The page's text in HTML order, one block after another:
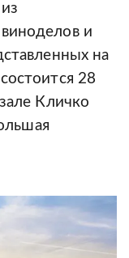
и
на
28
Кличко